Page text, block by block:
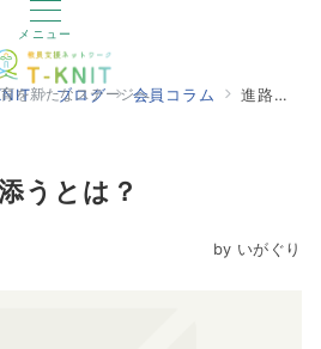
メニュー
を新たなステージへ
ブログ 会員コラム 進路指導で寄り添うとは？
うとは？
by いがぐり